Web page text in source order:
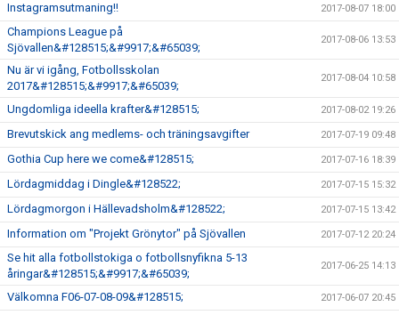
Instagramsutmaning!! 2017-08-07 18:00
Champions League på
Sjövallen&#128515;&#9917;&#65039;
2017-08-06 13:53
Nu är vi igång, Fotbollsskolan
2017&#128515;&#9917;&#65039;
2017-08-04 10:58
Ungdomliga ideella krafter&#128515; 2017-08-02 19:26
Brevutskick ang medlems- och träningsavgifter 2017-07-19 09:48
Gothia Cup here we come&#128515; 2017-07-16 18:39
Lördagmiddag i Dingle&#128522; 2017-07-15 15:32
Lördagmorgon i Hällevadsholm&#128522; 2017-07-15 13:42
Information om "Projekt Grönytor" på Sjövallen 2017-07-12 20:24
Se hit alla fotbollstokiga o fotbollsnyfikna 5-13
åringar&#128515;&#9917;&#65039;
2017-06-25 14:13
Välkomna F06-07-08-09&#128515; 2017-06-07 20:45